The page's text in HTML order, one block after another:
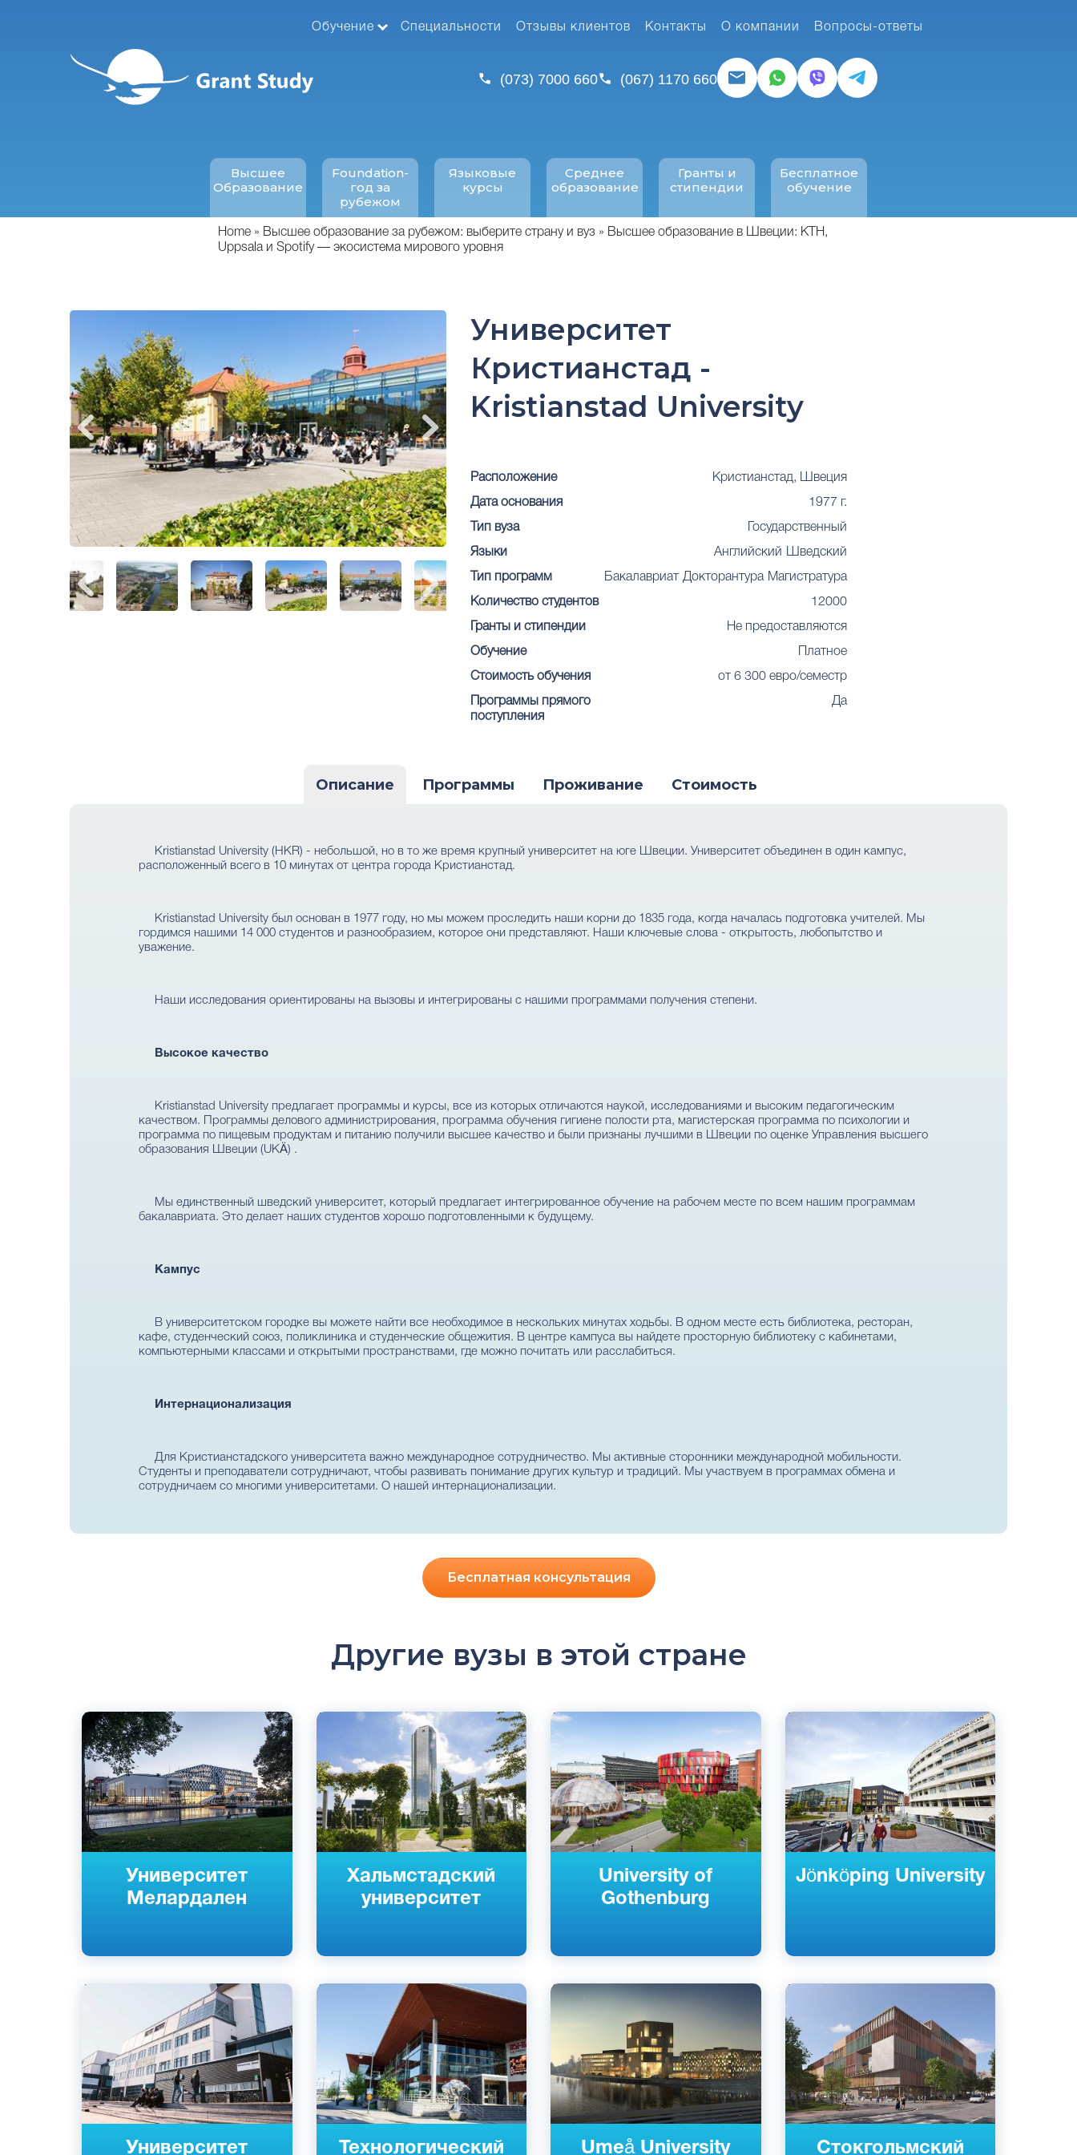
содержанию
Обучение Специальности Отзывы клиентов Контакты О компании Вопросы-ответы
(073) 7000 660 (067) 1170 660
Высшее
Образование
Foundation-
год за
рубежом
Языковые
курсы
Среднее
образование
Гранты и
стипендии
Бесплатное
обучение
Home Высшее образование за рубежом: выберите страну и вуз
Высшее образование в Швеции: KTH,
Uppsala и Spotify — экосистема мирового уровня
Университет
Кристианстад -
Kristianstad University
Расположение Кристианстад, Швеция
Дата основания 1977 г.
Тип вуза Государственный
Языки Английский Шведский
Тип программ Бакалавриат Докторантура Магистратура
Количество студентов 12000
Гранты и стипендии Не предоставляются
Обучение Платное
Стоимость обучения от 6 300 евро/семестр
Программы прямого
поступления
Да
Описание Программы Проживание Стоимость
Kristianstad University (HKR) - небольшой, но в то же время крупный университет на юге Швеции. Университет объединен в один кампус,
расположенный всего в 10 минутах от центра города Кристианстад.
Kristianstad University был основан в 1977 году, но мы можем проследить наши корни до 1835 года, когда началась подготовка учителей. Мы
гордимся нашими 14 000 студентов и разнообразием, которое они представляют. Наши ключевые слова - открытость, любопытство и
уважение.
Наши исследования ориентированы на вызовы и интегрированы с нашими программами получения степени.
Высокое качество
Kristianstad University предлагает программы и курсы, все из которых отличаются наукой, исследованиями и высоким педагогическим
качеством. Программы делового администрирования, программа обучения гигиене полости рта, магистерская программа по психологии и
программа по пищевым продуктам и питанию получили высшее качество и были признаны лучшими в Швеции по оценке Управления высшего
образования Швеции (UKÄ) .
Мы единственный шведский университет, который предлагает интегрированное обучение на рабочем месте по всем нашим программам
бакалавриата. Это делает наших студентов хорошо подготовленными к будущему.
Кампус
В университетском городке вы можете найти все необходимое в нескольких минутах ходьбы. В одном месте есть библиотека, ресторан,
кафе, студенческий союз, поликлиника и студенческие общежития. В центре кампуса вы найдете просторную библиотеку с кабинетами,
компьютерными классами и открытыми пространствами, где можно почитать или расслабиться.
Интернационализация
Для Кристианстадского университета важно международное сотрудничество. Мы активные сторонники международной мобильности.
Студенты и преподаватели сотрудничают, чтобы развивать понимание других культур и традиций. Мы участвуем в программах обмена и
сотрудничаем со многими университетами. О нашей интернационализации.
Бесплатная консультация
Другие вузы в этой стране
Университет
Мелардален
Английский
Шведский
Вестерос и Эскильстуна, Швеция
Государственный
Хальмстадский
университет
Английский
Хальмстад, Швеция
Государственный
University of
Gothenburg
Английский
Шведский
Государственный
Jönköping University
Английский
Университет
Ве́кшё, Кальмар, Швеция
Государственный
Технологический
Английский
Лулео, Кируна, Шелле́фтео, Питео,
Государственный
Umeå University
Английский
Умео, Швеция
Государственный
Стокгольмский
Английский
Стокгольм, Швеция
Государственный